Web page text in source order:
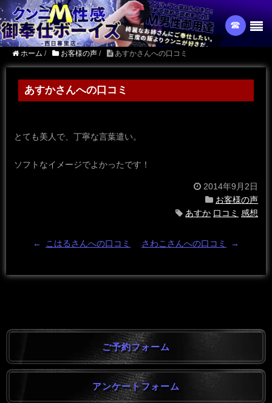
☎︎
ホーム / お客様の声 / あすかさんへの口コミ
あすかさんへの口コミ
とても美人で、丁寧な言葉遣い。
ソフトなイメージでよかったです！
2014年9月2日
お客様の声
あすか 口コミ 感想
← こはるさんへの口コミ さわこさんへの口コミ →
ご予約フォーム
アンケートフォーム